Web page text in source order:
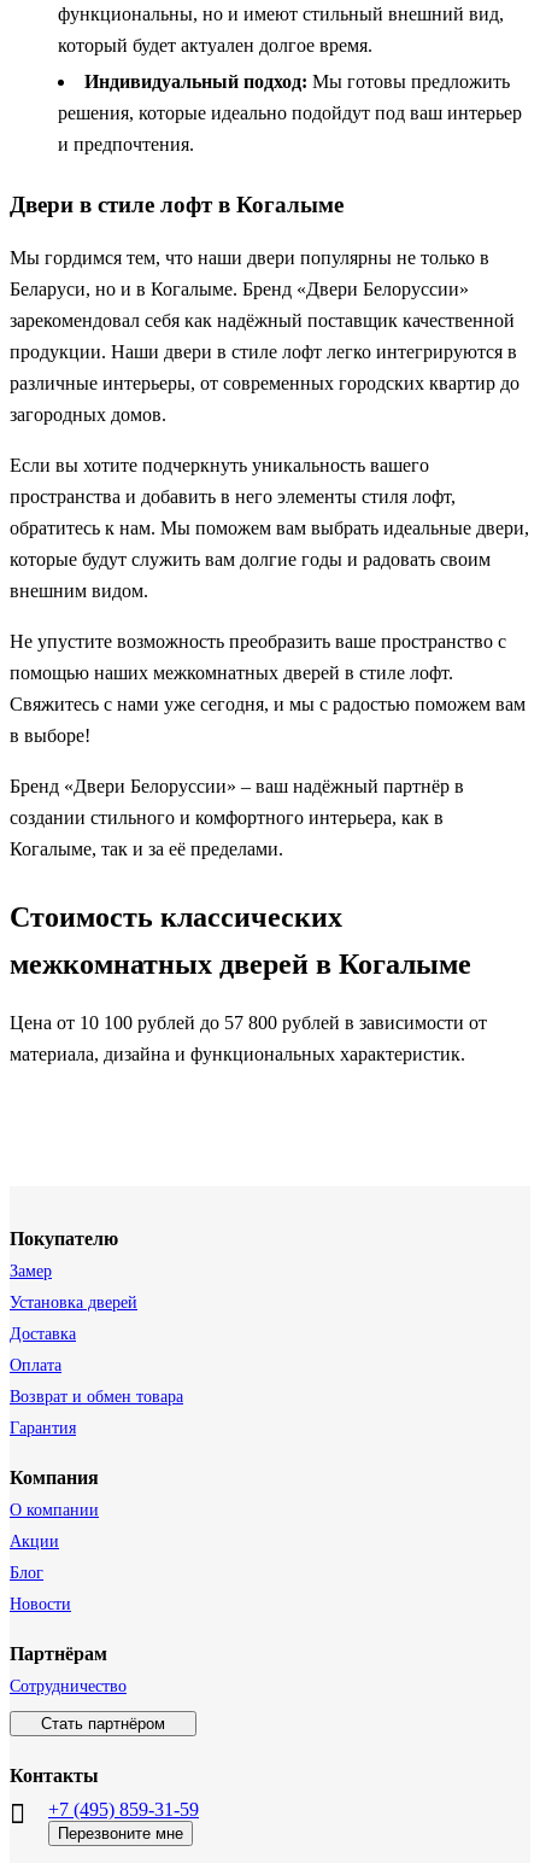
функциональны, но и имеют стильный внешний вид,
который будет актуален долгое время.
Индивидуальный подход: Мы готовы предложить
решения, которые идеально подойдут под ваш интерьер
и предпочтения.
Двери в стиле лофт в Когалыме
Мы гордимся тем, что наши двери популярны не только в
Беларуси, но и в Когалыме. Бренд «Двери Белоруссии»
зарекомендовал себя как надёжный поставщик качественной
продукции. Наши двери в стиле лофт легко интегрируются в
различные интерьеры, от современных городских квартир до
загородных домов.
Если вы хотите подчеркнуть уникальность вашего
пространства и добавить в него элементы стиля лофт,
обратитесь к нам. Мы поможем вам выбрать идеальные двери,
которые будут служить вам долгие годы и радовать своим
внешним видом.
Не упустите возможность преобразить ваше пространство с
помощью наших межкомнатных дверей в стиле лофт.
Свяжитесь с нами уже сегодня, и мы с радостью поможем вам
в выборе!
Бренд «Двери Белоруссии» – ваш надёжный партнёр в
создании стильного и комфортного интерьера, как в
Когалыме, так и за её пределами.
Стоимость классических
межкомнатных дверей в Когалыме
Цена от 10 100 рублей до 57 800 рублей в зависимости от
материала, дизайна и функциональных характеристик.
Покупателю
Замер
Установка дверей
Доставка
Оплата
Возврат и обмен товара
Гарантия
Компания
О компании
Акции
Блог
Новости
Партнёрам
Сотрудничество
Стать партнёром
Контакты
+7 (495) 859-31-59
Перезвоните мне